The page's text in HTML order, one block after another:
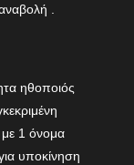
.
ηθοποιός
1 όνομα
υποκίνηση